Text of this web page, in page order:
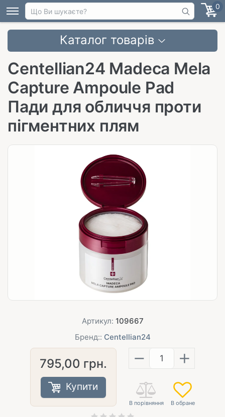
0
Каталог товарів
Centellian24 Madeca Mela
Capture Ampoule Pad
Пади для обличчя проти
пігментних плям
Артикул: 109667
Бренд:: Centellian24
795,00 грн.
Купити
− +